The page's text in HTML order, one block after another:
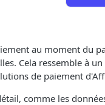
au moment du
Cela ressemble à un
de paiement
comme les